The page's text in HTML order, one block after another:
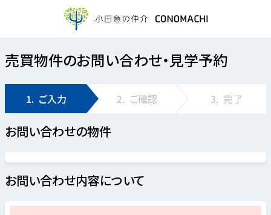
売買物件のお問い合わせ・見学予約
1. ご入力 2. ご確認 3. 完了
お問い合わせの物件
お問い合わせ内容について